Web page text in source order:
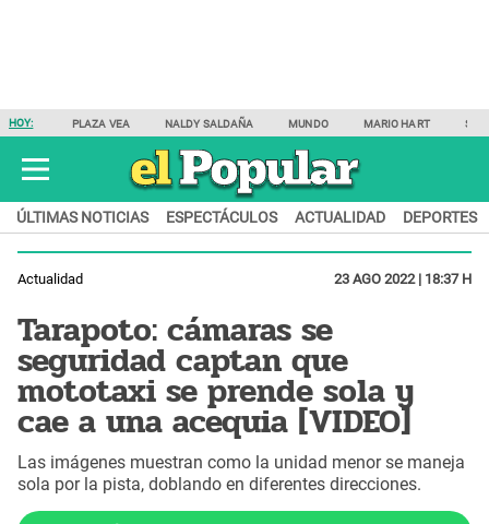
HOY: PLAZA VEA NALDY SALDAÑA MUNDO MARIO HART
ÚLTIMAS NOTICIAS ESPECTÁCULOS ACTUALIDAD DEPORTES
Actualidad 23 AGO 2022 | 18:37 H
Tarapoto: cámaras se
seguridad captan que
mototaxi se prende sola y
cae a una acequia [VIDEO]
Las imágenes muestran como la unidad menor se maneja
sola por la pista, doblando en diferentes direcciones.